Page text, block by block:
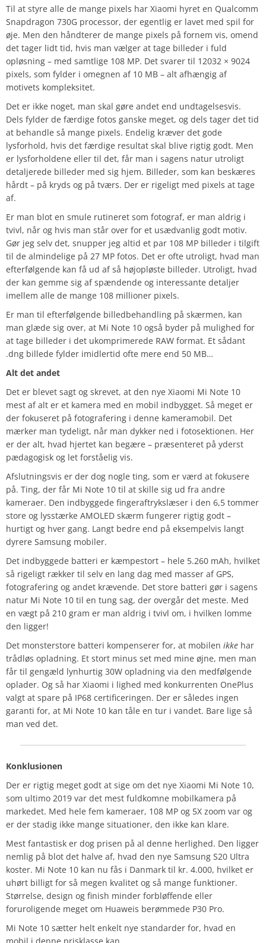
Til at styre alle de mange pixels har Xiaomi hyret en Qualcomm
Snapdragon 730G processor, der egentlig er lavet med spil for
øje. Men den håndterer de mange pixels på fornem vis, omend
det tager lidt tid, hvis man vælger at tage billeder i fuld
opløsning – med samtlige 108 MP. Det svarer til 12032 × 9024
pixels, som fylder i omegnen af 10 MB – alt afhængig af
motivets kompleksitet.
Det er ikke noget, man skal gøre andet end undtagelsesvis.
Dels fylder de færdige fotos ganske meget, og dels tager det tid
at behandle så mange pixels. Endelig kræver det gode
lysforhold, hvis det færdige resultat skal blive rigtig godt. Men
er lysforholdene eller til det, får man i sagens natur utroligt
detaljerede billeder med sig hjem. Billeder, som kan beskæres
hårdt – på kryds og på tværs. Der er rigeligt med pixels at tage
af.
Er man blot en smule rutineret som fotograf, er man aldrig i
tvivl, når og hvis man står over for et usædvanlig godt motiv.
Gør jeg selv det, snupper jeg altid et par 108 MP billeder i tilgift
til de almindelige på 27 MP fotos. Det er ofte utroligt, hvad man
efterfølgende kan få ud af så højopløste billeder. Utroligt, hvad
der kan gemme sig af spændende og interessante detaljer
imellem alle de mange 108 millioner pixels.
Er man til efterfølgende billedbehandling på skærmen, kan
man glæde sig over, at Mi Note 10 også byder på mulighed for
at tage billeder i det ukomprimerede RAW format. Et sådant
.dng billede fylder imidlertid ofte mere end 50 MB…
Alt det andet
Det er blevet sagt og skrevet, at den nye Xiaomi Mi Note 10
mest af alt er et kamera med en mobil indbygget. Så meget er
der fokuseret på fotografering i denne kameramobil. Det
mærker man tydeligt, når man dykker ned i fotosektionen. Her
er der alt, hvad hjertet kan begære – præsenteret på yderst
pædagogisk og let forståelig vis.
Afslutningsvis er der dog nogle ting, som er værd at fokusere
på. Ting, der får Mi Note 10 til at skille sig ud fra andre
kameraer. Den indbyggede fingeraftrykslæser i den 6,5 tommer
store og lysstærke AMOLED skærm fungerer rigtig godt –
hurtigt og hver gang. Langt bedre end på eksempelvis langt
dyrere Samsung mobiler.
Det indbyggede batteri er kæmpestort – hele 5.260 mAh, hvilket
så rigeligt rækker til selv en lang dag med masser af GPS,
fotografering og andet krævende. Det store batteri gør i sagens
natur Mi Note 10 til en tung sag, der overgår det meste. Med
en vægt på 210 gram er man aldrig i tvivl om, i hvilken lomme
den ligger!
Det monsterstore batteri kompenserer for, at mobilen ikke har
trådløs opladning. Et stort minus set med mine øjne, men man
får til gengæld lynhurtig 30W opladning via den medfølgende
oplader. Og så har Xiaomi i lighed med konkurrenten OnePlus
valgt at spare på IP68 certificeringen. Der er således ingen
garanti for, at Mi Note 10 kan tåle en tur i vandet. Bare lige så
man ved det.
Konklusionen
Der er rigtig meget godt at sige om det nye Xiaomi Mi Note 10,
som ultimo 2019 var det mest fuldkomne mobilkamera på
markedet. Med hele fem kameraer, 108 MP og 5X zoom var og
er der stadig ikke mange situationer, den ikke kan klare.
Mest fantastisk er dog prisen på al denne herlighed. Den ligger
nemlig på blot det halve af, hvad den nye Samsung S20 Ultra
koster. Mi Note 10 kan nu fås i Danmark til kr. 4.000, hvilket er
uhørt billigt for så megen kvalitet og så mange funktioner.
Størrelse, design og finish minder forbløffende eller
foruroligende meget om Huaweis berømmede P30 Pro.
Mi Note 10 sætter helt enkelt nye standarder for, hvad en